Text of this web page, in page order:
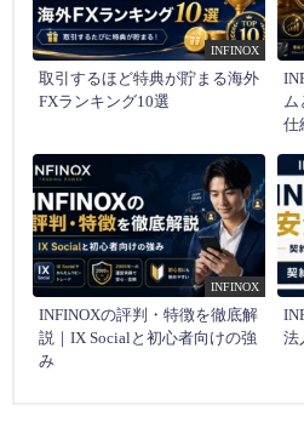
INFINOX
取引するほど特典が貯まる海外
FXランキング10選
仕
INFINOX
INFINOXの評判・特徴を徹底解
説｜IX Socialと初心者向けの強
み
法